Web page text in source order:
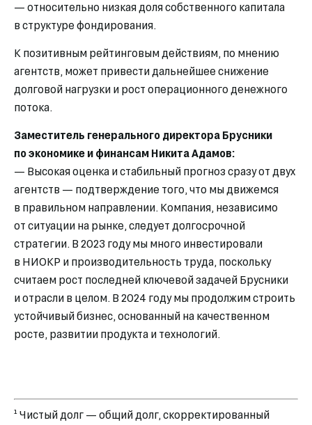
— относительно низкая доля собственного капитала
в структуре фондирования.
К позитивным рейтинговым действиям, по мнению
агентств, может привести дальнейшее снижение
долговой нагрузки и рост операционного денежного
потока.
Заместитель генерального директора Брусники
по экономике и финансам Никита Адамов:
— Высокая оценка и стабильный прогноз сразу от двух
агентств — подтверждение того, что мы движемся
в правильном направлении. Компания, независимо
от ситуации на рынке, следует долгосрочной
стратегии. В 2023 году мы много инвестировали
в НИОКР и производительность труда, поскольку
считаем рост последней ключевой задачей Брусники
и отрасли в целом. В 2024 году мы продолжим строить
устойчивый бизнес, основанный на качественном
росте, развитии продукта и технологий.
¹ Чистый долг — общий долг, скорректированный